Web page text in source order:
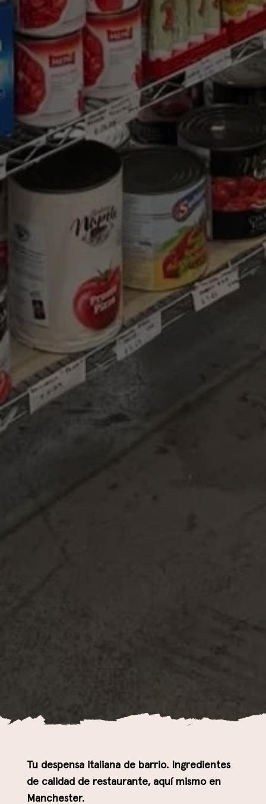
Tu despensa italiana de barrio. Ingredientes
de calidad de restaurante, aquí mismo en
Manchester.